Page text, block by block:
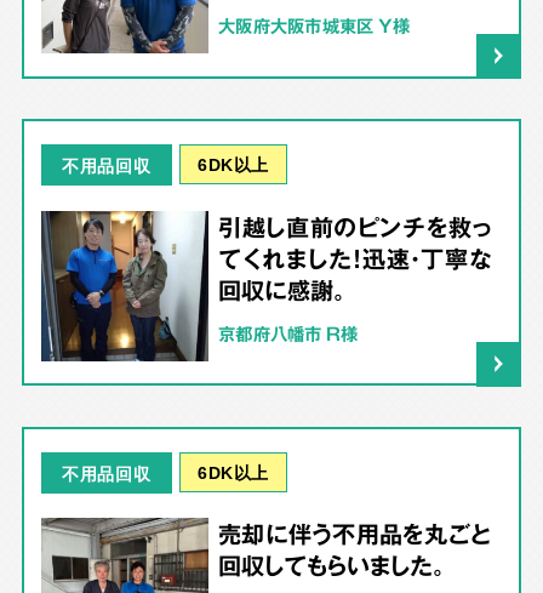
大阪府大阪市城東区 Y様
不用品回収 6DK以上
引越し直前のピンチを救っ
てくれました！迅速・丁寧な
回収に感謝。
京都府八幡市 R様
不用品回収 6DK以上
売却に伴う不用品を丸ごと
回収してもらいました。